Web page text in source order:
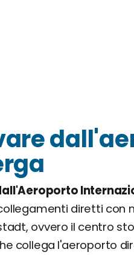
diretti con
ovvero il centro
collega l'aeroporto